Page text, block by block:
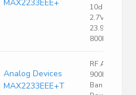
MAX2233EEE+
10dBm
2.7V~5.5V
23.9dB
Analog Devices
MAX2233EEE+T
RF Amplifier
900MHz ISM-
Band 250mW